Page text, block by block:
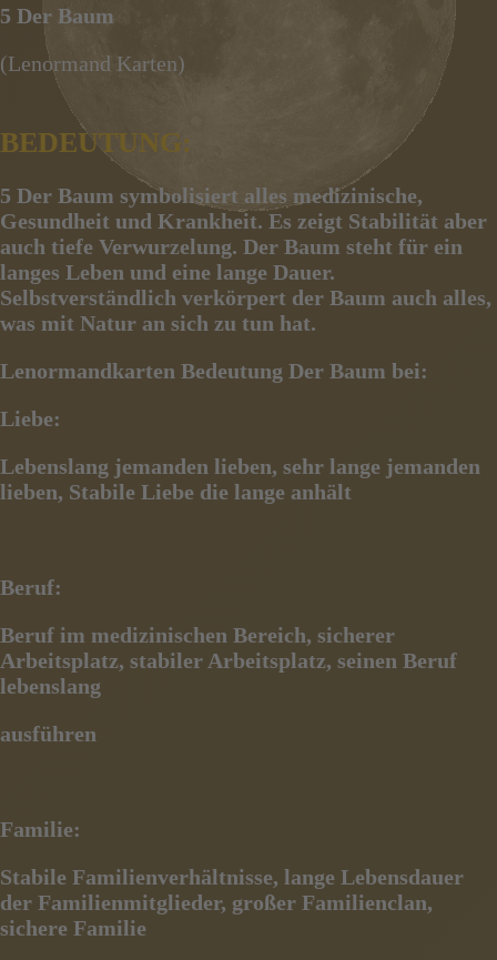
5 Der Baum
(Lenormand Karten)
BEDEUTUNG:
5 Der Baum symbolisiert alles medizinische,
Gesundheit und Krankheit. Es zeigt Stabilität aber
auch tiefe Verwurzelung. Der Baum steht für ein
langes Leben und eine lange Dauer.
Selbstverständlich verkörpert der Baum auch alles,
was mit Natur an sich zu tun hat.
Lenormandkarten Bedeutung Der Baum bei:
Liebe:
Lebenslang jemanden lieben, sehr lange jemanden
lieben, Stabile Liebe die lange anhält
Beruf:
Beruf im medizinischen Bereich, sicherer
Arbeitsplatz, stabiler Arbeitsplatz, seinen Beruf
lebenslang
ausführen
Familie:
Stabile Familienverhältnisse, lange Lebensdauer
der Familienmitglieder, großer Familienclan,
sichere Familie